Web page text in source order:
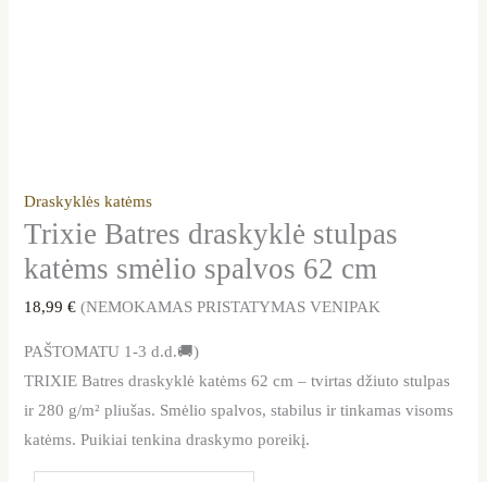
Draskyklės katėms
Trixie Batres draskyklė stulpas
katėms smėlio spalvos 62 cm
18,99€ (NEMOKAMAS PRISTATYMAS VENIPAK
PAŠTOMATU 1-3 d.d.🚚)
TRIXIE Batres draskyklė katėms 62 cm – tvirtas džiuto stulpas
ir 280 g/m² pliušas. Smėlio spalvos, stabilus ir tinkamas visoms
katėms. Puikiai tenkina draskymo poreikį.